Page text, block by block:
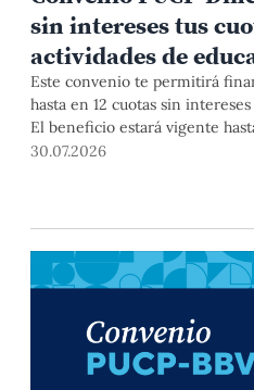
sin intereses tus
actividades de
Este convenio te permitirá
hasta en 12 cuotas sin
El beneficio estará vigente
2026 para pregrado y posgrado,
30.07.2026